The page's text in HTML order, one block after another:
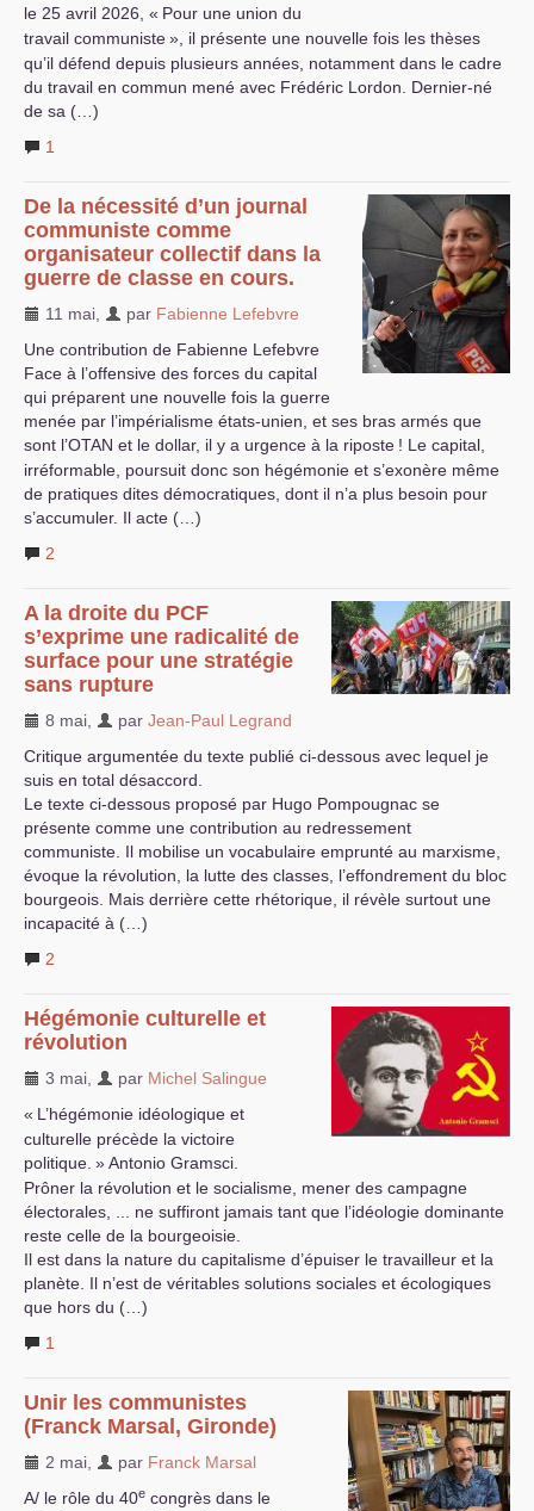
le 25 avril 2026, « Pour une union du
travail communiste», il présente une nouvelle fois les thèses
qu’il défend depuis plusieurs années, notamment dans le cadre
du travail en commun mené avec Frédéric Lordon. Dernier-né
de sa (…)
1
De la nécessité d’un journal
communiste comme
organisateur collectif dans la
guerre de classe en cours.
11 mai par Fabienne Lefebvre
Une contribution de Fabienne Lefebvre
Face à l’offensive des forces du capital
qui préparent une nouvelle fois la guerre
menée par l’impérialisme états-unien, et ses bras armés que
sont l’OTAN et le dollar, il y a urgence à la riposte ! Le capital,
irréformable, poursuit donc son hégémonie et s’exonère même
de pratiques dites démocratiques, dont il n’a plus besoin pour
s’accumuler. Il acte (…)
2
A la droite du PCF
s’exprime une radicalité de
surface pour une stratégie
sans rupture
8 mai par Jean-Paul Legrand
Critique argumentée du texte publié ci-dessous avec lequel je
suis en total désaccord.
Le texte ci-dessous proposé par Hugo Pompougnac se
présente comme une contribution au redressement
communiste. Il mobilise un vocabulaire emprunté au marxisme,
évoque la révolution, la lutte des classes, l’effondrement du bloc
bourgeois. Mais derrière cette rhétorique, il révèle surtout une
incapacité à (…)
2
Hégémonie culturelle et
révolution
3 mai par Michel Salingue
« L’hégémonie idéologique et
culturelle précède la victoire
politique. » Antonio Gramsci.
Prôner la révolution et le socialisme, mener des campagne
électorales, ... ne suffiront jamais tant que l’idéologie dominante
reste celle de la bourgeoisie.
Il est dans la nature du capitalisme d’épuiser le travailleur et la
planète. Il n’est de véritables solutions sociales et écologiques
que hors du (…)
1
Unir les communistes
(Franck Marsal, Gironde)
2 mai par Franck Marsal
A/ le rôle du 40e congrès dans le